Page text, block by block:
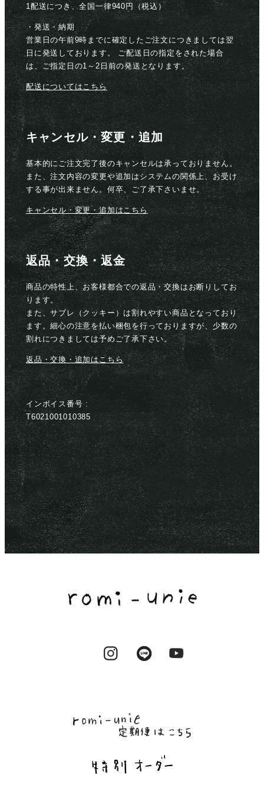
1配送につき、全国一律940円（税込）
・発送・納期
営業日の午前9時までに確定したご注文につきましては翌
日に発送しております。 ご配送日の指定をされた場合
は、ご指定日の1～2日前の発送となります。
配送についてはこちら
キャンセル・変更・追加
基本的にご注文完了後のキャンセルは承っておりません。
また、注文内容の変更や追加はシステムの関係上、お受け
する事が出来ません。何卒、ご了承下さいませ。
キャンセル・変更・追加はこちら
返品・交換・返金
商品の特性上、お客様都合での返品・交換はお断りしてお
ります。
また、サブレ（クッキー）は割れやすい商品となっており
ます。細心の注意を払い梱包を行っておりますが、少数の
割れにつきましては予めご了承下さい。
返品・交換・追加はこちら
インボイス番号 :
T6021001010385
InstagramLINE